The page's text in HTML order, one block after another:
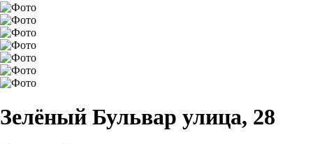
Зелёный Бульвар улица, 28